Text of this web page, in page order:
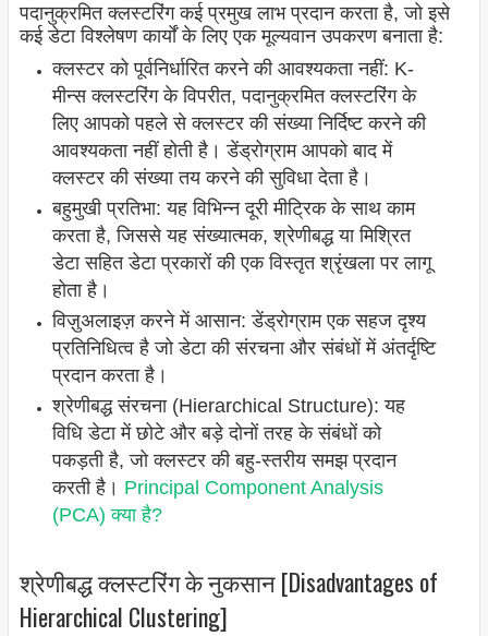
पदानुक्रमित क्लस्टरिंग कई प्रमुख लाभ प्रदान करता है, जो इसे
कई डेटा विश्लेषण कार्यों के लिए एक मूल्यवान उपकरण बनाता है:
क्लस्टर को पूर्वनिर्धारित करने की आवश्यकता नहीं: K-
मीन्स क्लस्टरिंग के विपरीत, पदानुक्रमित क्लस्टरिंग के
लिए आपको पहले से क्लस्टर की संख्या निर्दिष्ट करने की
आवश्यकता नहीं होती है। डेंड्रोग्राम आपको बाद में
क्लस्टर की संख्या तय करने की सुविधा देता है।
बहुमुखी प्रतिभा: यह विभिन्न दूरी मीट्रिक के साथ काम
करता है, जिससे यह संख्यात्मक, श्रेणीबद्ध या मिश्रित
डेटा सहित डेटा प्रकारों की एक विस्तृत श्रृंखला पर लागू
होता है।
विज़ुअलाइज़ करने में आसान: डेंड्रोग्राम एक सहज दृश्य
प्रतिनिधित्व है जो डेटा की संरचना और संबंधों में अंतर्दृष्टि
प्रदान करता है।
श्रेणीबद्ध संरचना (Hierarchical Structure): यह
विधि डेटा में छोटे और बड़े दोनों तरह के संबंधों को
पकड़ती है, जो क्लस्टर की बहु-स्तरीय समझ प्रदान
करती है। Principal Component Analysis
(PCA) क्या है?
श्रेणीबद्ध क्लस्टरिंग के नुकसान [Disadvantages of
Hierarchical Clustering]